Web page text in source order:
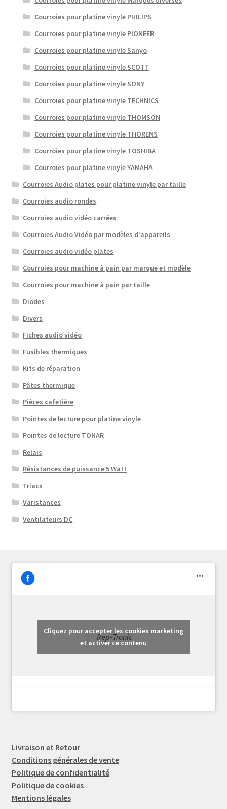
Courroies pour platine vinyle PHILIPS
Courroies pour platine vinyle PIONEER
Courroies pour platine vinyle Sanyo
Courroies pour platine vinyle SCOTT
Courroies pour platine vinyle SONY
Courroies pour platine vinyle TECHNICS
Courroies pour platine vinyle THOMSON
Courroies pour platine vinyle THORENS
Courroies pour platine vinyle TOSHIBA
Courroies pour platine vinyle YAMAHA
Courroies Audio plates pour platine vinyle par taille
Courroies audio rondes
Courroies audio vidéo carrées
Courroies Audio Vidéo par modèles d'appareils
Courroies audio vidéo plates
Courroies pour machine à pain par marque et modèle
Courroies pour machine à pain par taille
Diodes
Divers
Fiches audio vidéo
Fusibles thermiques
Kits de réparation
Pâtes thermique
Pièces cafetière
Pointes de lecture pour platine vinyle
Pointes de lecture TONAR
Relais
Résistances de puissance 5 Watt
Triacs
Varistances
Ventilateurs DC
Rep-Tronic
Cliquez pour accepter les cookies marketing
et activer ce contenu
Livraison et Retour
Conditions générales de vente
Politique de confidentialité
Politique de cookies
Mentions légales